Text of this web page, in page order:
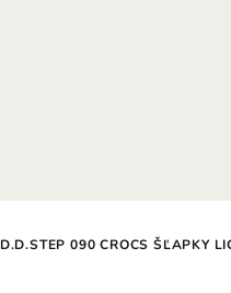
D.D.STEP 090 CROCS ŠĽAPKY